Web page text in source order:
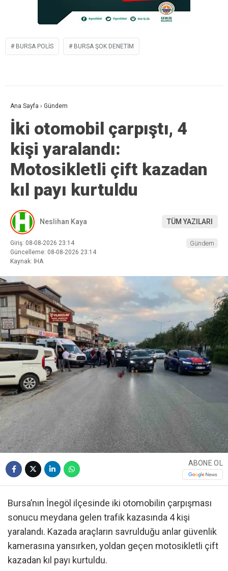
BURSA POLIS BURSA ŞOK DENETIM
Ana Sayfa › Gündem
İki otomobil çarpıştı, 4
kişi yaralandı:
Motosikletli çift kazadan
kıl payı kurtuldu
Neslihan Kaya TÜM YAZILARI
Giriş: 08-08-2026 23:14
Güncelleme: 08-08-2026 23:14
Kaynak: İHA
Gündem
ABONE OL
Bursa’nın İnegöl ilçesinde iki otomobilin çarpışması
sonucu meydana gelen trafik kazasında 4 kişi
yaralandı. Kazada araçların savrulduğu anlar güvenlik
kamerasına yansırken, yoldan geçen motosikletli çift
kazadan kıl payı kurtuldu.